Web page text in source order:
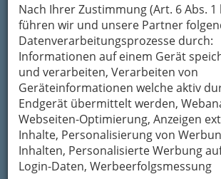
Nach Ihrer Zustimmung (Art. 6 Abs. 1
führen wir und unsere Partner
Datenverarbeitungsprozesse durch:
Informationen auf einem Gerät
und verarbeiten, Verarbeiten von
Geräteinformationen welche aktiv
Endgerät übermittelt werden,
Webseiten-Optimierung, Anzeigen
Inhalte, Personalisierung von
Inhalten, Personalisierte Werbung
Login-Daten, Werbeerfolgsmessung
das Bild bringt sicher Gusto!
FürFans von politischem Kabarett,
Comedy, Sketchesoder Satirehat
der Kleinkunst in Graz einiges
Kleinkunst in Graz ist mehr als
Veranstaltungen des Genres
von Musikern, Zauberern
kreativen Künstlern, die ihr
verstehen.
Wir informieren Sie in unserem